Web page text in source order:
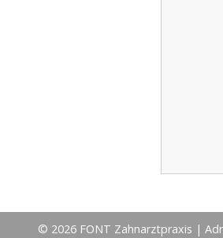
© 2026 FONT Zahnarztpraxis |